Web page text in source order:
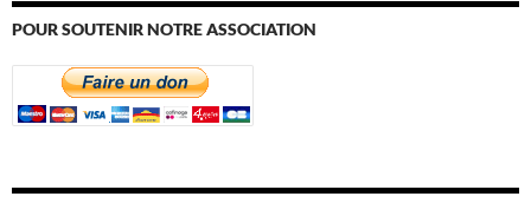
POUR SOUTENIR NOTRE ASSOCIATION